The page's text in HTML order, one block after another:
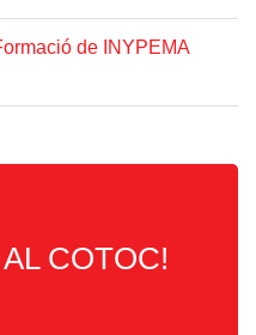
de INYPEMA
AL COTOC!